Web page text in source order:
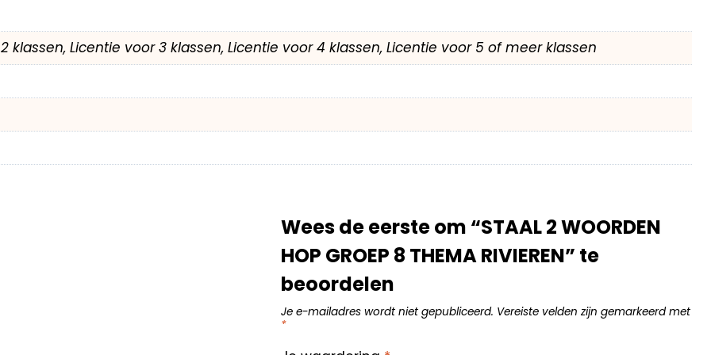
klassen, Licentie voor 3 klassen, Licentie voor 4 klassen, Licentie voor 5 of meer klassen
Wees de eerste om “STAAL 2 WOORDEN
HOP GROEP 8 THEMA RIVIEREN” te
beoordelen
Je e-mailadres wordt niet gepubliceerd. Vereiste velden zijn gemarkeerd met
*